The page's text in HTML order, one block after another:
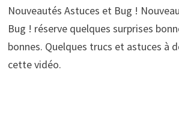
Nouveautés Astuces et Bug !
Bug ! réserve quelques surprises
bonnes. Quelques trucs et astuces à
cette vidéo.